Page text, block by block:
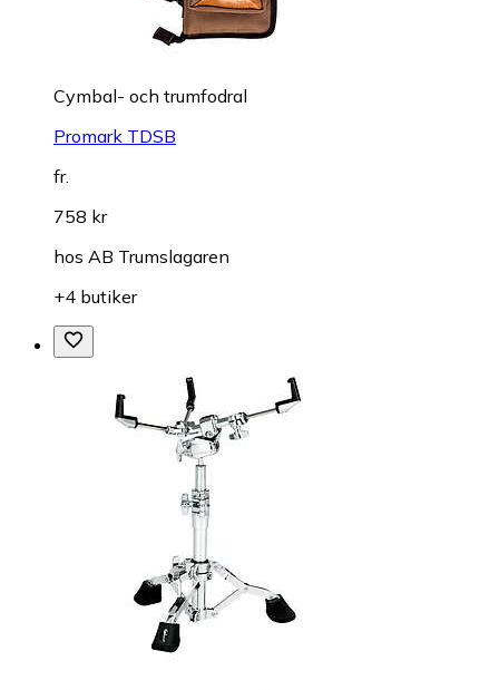
Cymbal- och trumfodral
Promark TDSB
fr.
758 kr
hos AB Trumslagaren
+4 butiker